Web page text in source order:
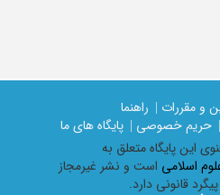
و مقررات |
راهنما
حریم خصوصی |
پایگاه های ما
اين پايگاه متعلق به
اسلامی است و نشر غیرمجاز
قانونی دارد.